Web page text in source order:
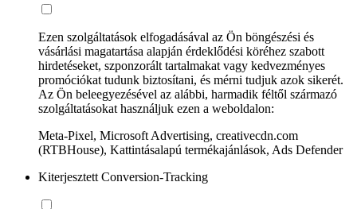
Ezen szolgáltatások elfogadásával az Ön böngészési és
vásárlási magatartása alapján érdeklődési köréhez szabott
hirdetéseket, szponzorált tartalmakat vagy kedvezményes
promóciókat tudunk biztosítani, és mérni tudjuk azok sikerét.
Az Ön beleegyezésével az alábbi, harmadik féltől származó
szolgáltatásokat használjuk ezen a weboldalon:
Meta-Pixel, Microsoft Advertising, creativecdn.com
(RTBHouse), Kattintásalapú termékajánlások, Ads Defender
Kiterjesztett Conversion-Tracking